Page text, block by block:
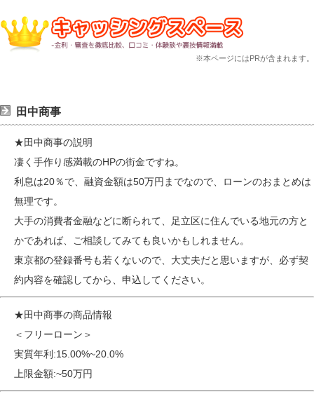
※本ページにはPRが含まれます。
田中商事
★田中商事の説明
凄く手作り感満載のHPの街金ですね。
利息は20％で、融資金額は50万円までなので、ローンのおまとめは
無理です。
大手の消費者金融などに断られて、足立区に住んでいる地元の方と
かであれば、ご相談してみても良いかもしれません。
東京都の登録番号も若くないので、大丈夫だと思いますが、必ず契
約内容を確認してから、申込してください。
★田中商事の商品情報
＜フリーローン＞
実質年利:15.00%~20.0%
上限金額:~50万円